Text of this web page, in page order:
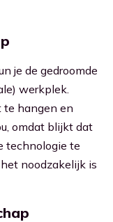
je de gedroomde
werkplek.
te hangen en
omdat blijkt dat
technologie te
noodzakelijk is